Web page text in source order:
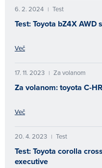
6. 2. 2024 | Test
Test: Toyota bZ4X AWD
Več
17. 11. 2023 | Za volanom
Za volanom: toyota C-HR
Več
20. 4. 2023 | Test
Test: Toyota corolla
executive